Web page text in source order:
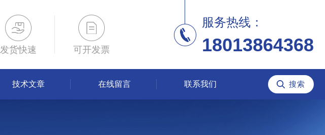
发货快速 可开发票
服务热线：
18013864368
技术文章 在线留言 联系我们